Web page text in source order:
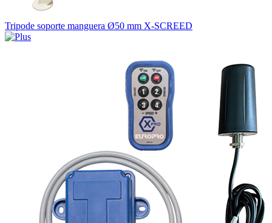
Tripode soporte manguera Ø50 mm X-SCREED